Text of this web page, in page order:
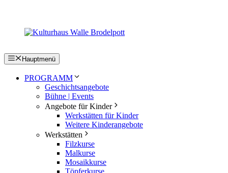
springen
Hauptmenü
PROGRAMM
Geschichtsangebote
Bühne | Events
Angebote für Kinder
Werkstätten für Kinder
Weitere Kinderangebote
Werkstätten
Filzkurse
Malkurse
Mosaikkurse